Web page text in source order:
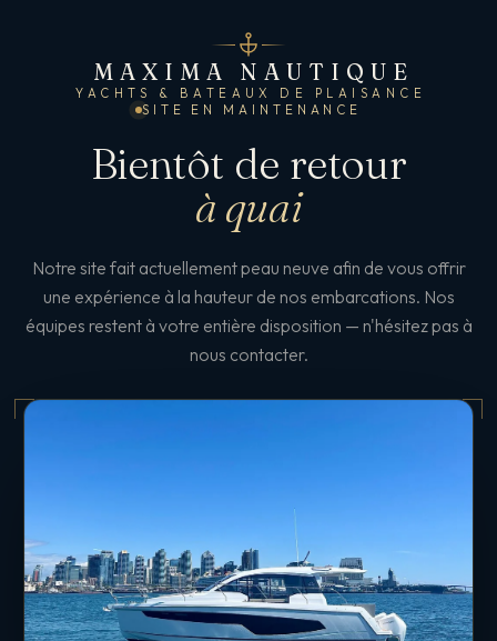
MAXIMA NAUTIQUE
YACHTS & BATEAUX DE PLAISANCE
SITE EN MAINTENANCE
Bientôt de retour
à quai
Notre site fait actuellement peau neuve afin de vous offrir
une expérience à la hauteur de nos embarcations. Nos
équipes restent à votre entière disposition — n'hésitez pas à
nous contacter.